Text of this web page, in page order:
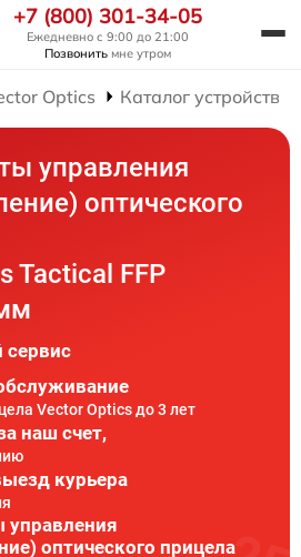
+7 (800) 301-34-05
Ежедневно с 9:00 до 21:00
Позвонить мне утром
Optics Каталог устройств
управления
оптического
Tactical FFP
Vector Optics до 3 лет
наш счет,
курьера
управления
оптического прицела